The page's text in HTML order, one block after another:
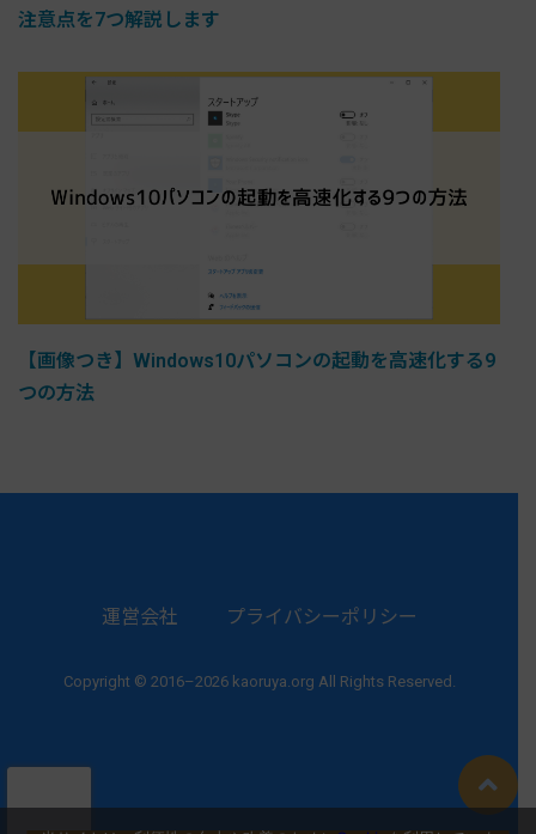
注意点を7つ解説します
【画像つき】Windows10パソコンの起動を高速化する9
つの方法
運営会社 プライバシーポリシー
Copyright © 2016–2026 kaoruya.org All Rights Reserved.